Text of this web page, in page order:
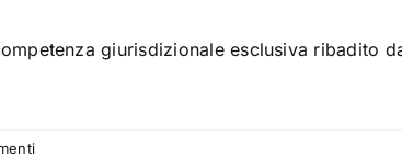
giurisdizionale esclusiva ribadito